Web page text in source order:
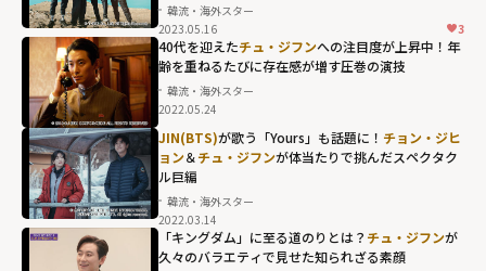
韓流・海外スター
2023.05.16
3
40代を迎えたチュ・ジフンへの注目度が上昇中！年
齢を重ねるたびに存在感が増す圧巻の演技
韓流・海外スター
2022.05.24
JIN(BTS)が歌う「Yours」も話題に！ チョン・ジヒ
ョン＆チュ・ジフンが体当たりで挑んだスペクタク
ル巨編
韓流・海外スター
2022.03.14
「キングダム」に至る道のりとは？ チュ・ジフンが
久々のバラエティで見せた知られざる素顔